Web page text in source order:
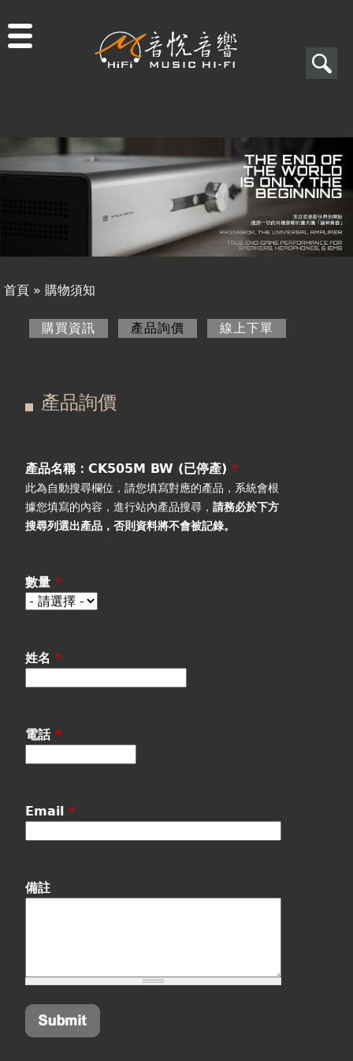
搜
表
單
搜
尋
商品一覽
二手專區
視聽專欄
購物須知
購買資訊
視聽室預約
線上商城
您
首頁 » 購物須知
引
標
購買資訊 產品詢價 (作用中頁籤)
線上下單
產品詢價
產品名稱：CK505M BW (已停產)*
此為自動搜尋欄位，請您填寫對應的產品，系統會根
據您填寫的內容，進行站內產品搜尋，請務必於下方
搜尋列選出產品 ，否則資料將不會被記錄。
數量*
姓名*
電話*
Email*
備註